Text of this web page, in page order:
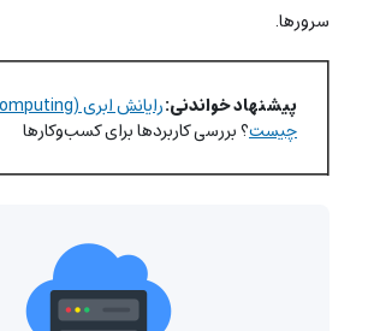
سرورها.
پیشنهاد خواندنی:
چیست؟ بررسی کاربردها برای کسب‌وکارها